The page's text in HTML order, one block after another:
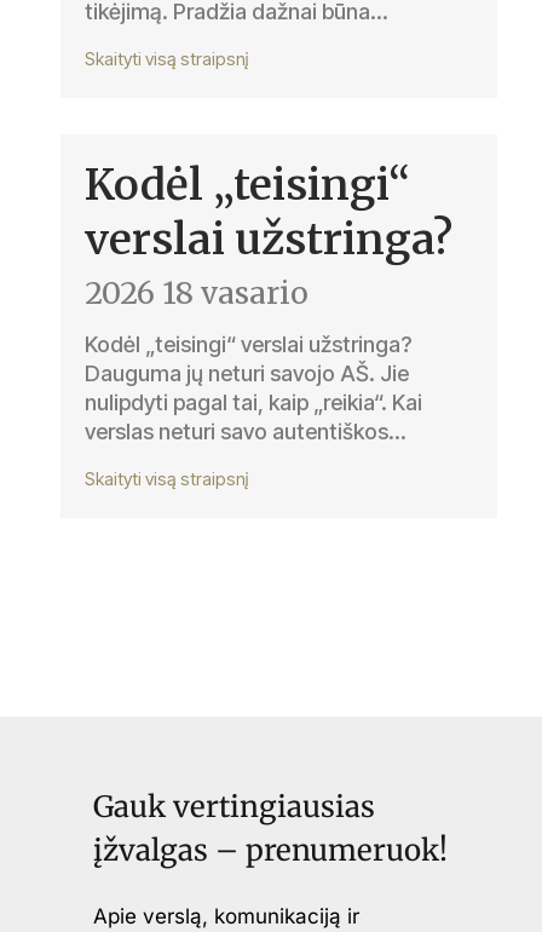
tikėjimą. Pradžia dažnai būna...
Skaityti visą straipsnį
Kodėl „teisingi“
verslai užstringa?
2026 18 vasario
Kodėl „teisingi“ verslai užstringa?
Dauguma jų neturi savojo AŠ. Jie
nulipdyti pagal tai, kaip „reikia“. Kai
verslas neturi savo autentiškos...
Skaityti visą straipsnį
Gauk vertingiausias
įžvalgas – prenumeruok!
Apie verslą, komunikaciją ir